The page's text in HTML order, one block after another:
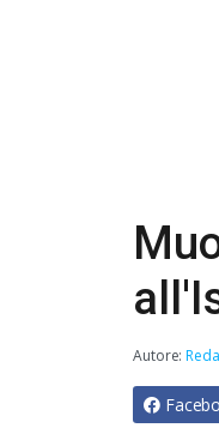
Autore: